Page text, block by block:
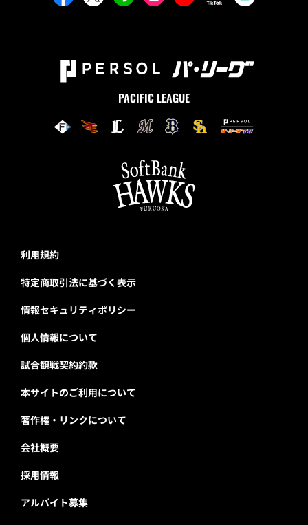
PACIFIC LEAGUE
利用規約
特定商取引法に基づく表示
情報セキュリティポリシー
個人情報について
試合観戦契約約款
本サイトのご利用について
著作権・リンクについて
会社概要
採用情報
アルバイト募集